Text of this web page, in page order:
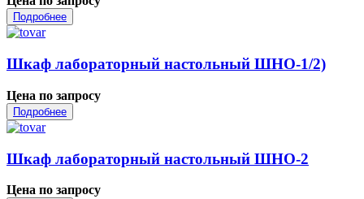
Подробнее
Шкаф лабораторный настольный ШНО-1/2)
Цена по запросу
Подробнее
Шкаф лабораторный настольный ШНО-2
Цена по запросу